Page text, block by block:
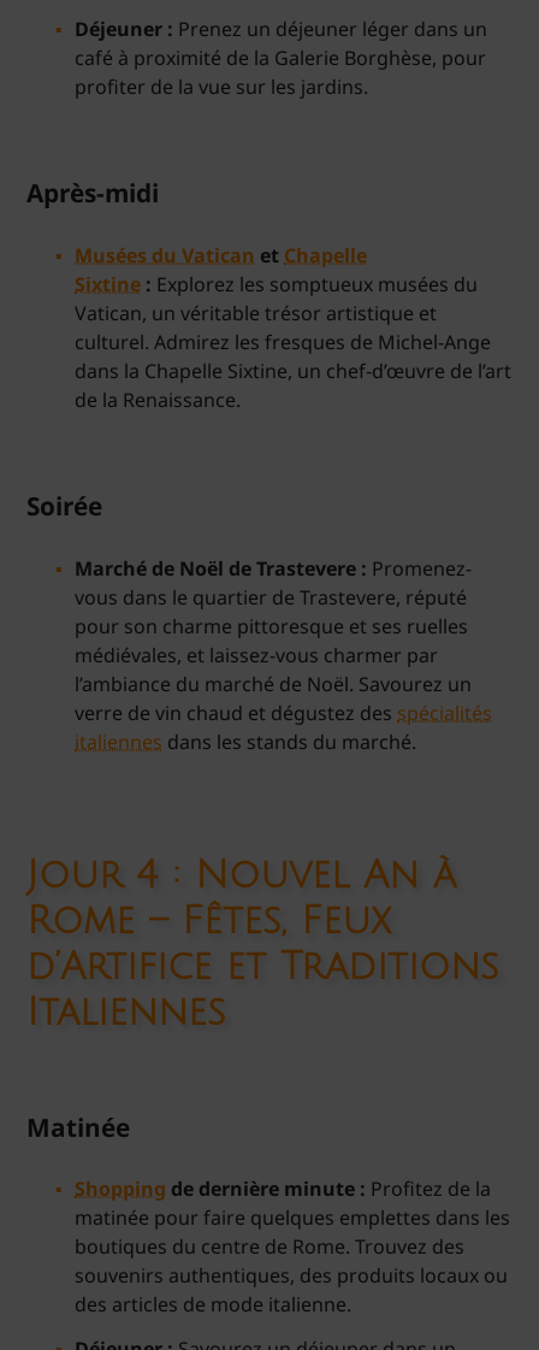
Déjeuner : Prenez un déjeuner léger dans un
café à proximité de la Galerie Borghèse, pour
profiter de la vue sur les jardins.
Après-midi
Musées du Vatican et Chapelle
Sixtine : Explorez les somptueux musées du
Vatican, un véritable trésor artistique et
culturel. Admirez les fresques de Michel-Ange
dans la Chapelle Sixtine, un chef-d’œuvre de l’art
de la Renaissance.
Soirée
Marché de Noël de Trastevere : Promenez-
vous dans le quartier de Trastevere, réputé
pour son charme pittoresque et ses ruelles
médiévales, et laissez-vous charmer par
l’ambiance du marché de Noël. Savourez un
verre de vin chaud et dégustez des spécialités
italiennes dans les stands du marché.
Jour 4 : Nouvel An à
Rome – Fêtes, Feux
d’Artifice et Traditions
Italiennes
Matinée
Shopping de dernière minute : Profitez de la
matinée pour faire quelques emplettes dans les
boutiques du centre de Rome. Trouvez des
souvenirs authentiques, des produits locaux ou
des articles de mode italienne.